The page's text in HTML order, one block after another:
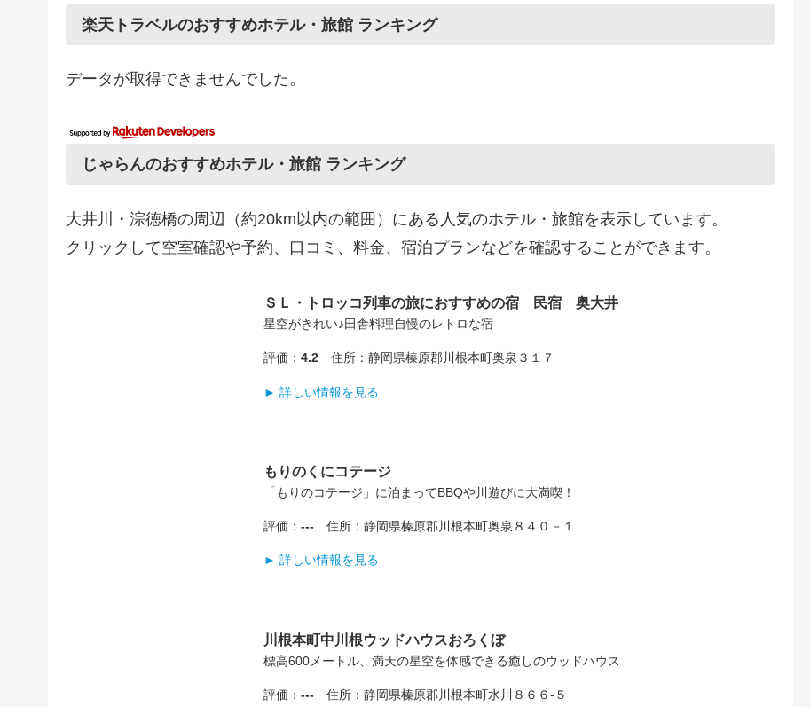
楽天トラベルのおすすめホテル・旅館 ランキング
データが取得できませんでした。
じゃらんのおすすめホテル・旅館 ランキング
大井川・淙徳橋の周辺（約20km以内の範囲）にある人気のホテル・旅館を表示しています。
クリックして空室確認や予約、口コミ、料金、宿泊プランなどを確認することができます。
ＳＬ・トロッコ列車の旅におすすめの宿 民宿 奥大井
星空がきれい♪田舎料理自慢のレトロな宿
評価： 4.2住所：静岡県榛原郡川根本町奥泉３１７
► 詳しい情報を見る
もりのくにコテージ
「もりのコテージ」に泊まってBBQや川遊びに大満喫！
評価： --- 住所：静岡県榛原郡川根本町奥泉８４０－１
► 詳しい情報を見る
川根本町中川根ウッドハウスおろくぼ
標高600メートル、満天の星空を体感できる癒しのウッドハウス
評価： --- 住所：静岡県榛原郡川根本町水川８６６‐５